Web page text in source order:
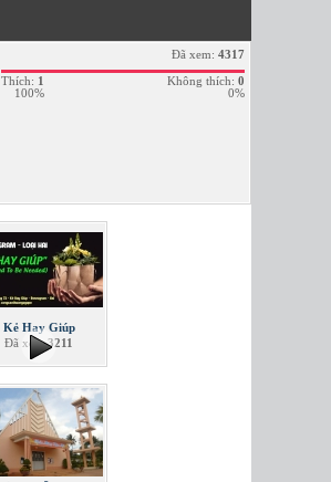
Đã xem: 4317
Thích: 1
100%
Không thích: 0
0%
Kẻ Hay Giúp
Đã xem3211